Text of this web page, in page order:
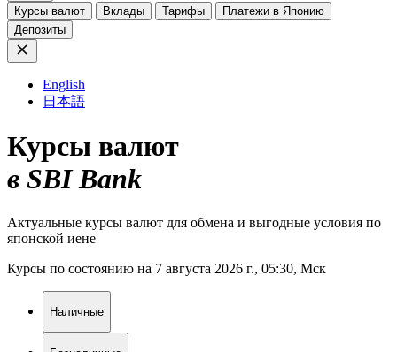
Курсы валют
Вклады Тарифы
Платежи в Японию
Депозиты
English
日本語
Курсы валют
в SBI Bank
Актуальные курсы валют для обмена и выгодные условия по
японской иене
Курсы по состоянию на 7 августа 2026 г., 05:30, Мск
Наличные